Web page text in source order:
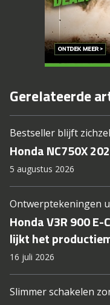
Gerelateerde
Bestseller blijft
Honda NC750X
5 augustus 2026
Ontwerptekeningen
Honda V3R 900
lijkt het
16 juli 2026
Slimmer schakelen